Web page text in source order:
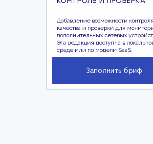
Добавление возможности контроля
качества и проверки для
дополнительных сетевых
Эта редакция доступна в
среде или по модели SaaS.
Заполнить бриф